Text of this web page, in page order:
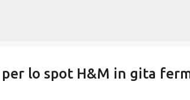
lo spot H&M in gita